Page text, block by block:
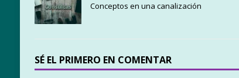
Conceptos en una canalización
SÉ EL PRIMERO EN COMENTAR